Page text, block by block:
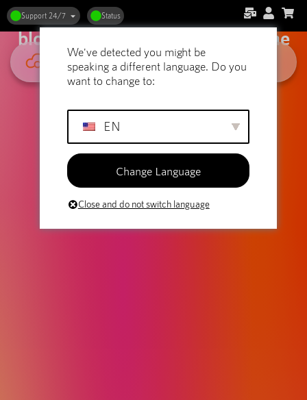
Support 24/7 Status
Webbhotell och personliga
bloggar: Skapa ett unikt utrymme
We've detected you might be
speaking a different language. Do you
want to change to:
EN
Change Language
Close and do not switch language